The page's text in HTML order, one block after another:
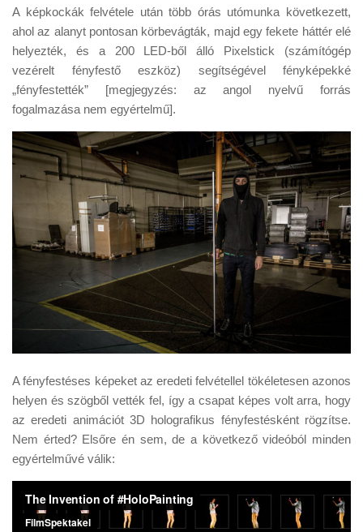
A képkockák felvétele után több órás utómunka következett,
ahol az alanyt pontosan körbevágták, majd egy fekete háttér elé
helyezték, és a 200 LED-ből álló Pixelstick (számítógép
vezérelt fényfestő eszköz) segítségével fényképekké
„fényfestették” [megjegyzés: az angol nyelvű forrás
fogalmazása nem egyértelmű].
A fényfestéses képeket az eredeti felvétellel tökéletesen azonos
helyen és szögből vették fel, így a csapat képes volt arra, hogy
az eredeti animációt 3D holografikus fényfestésként rögzítse.
Nem érted? Elsőre én sem, de a következő videóból minden
egyértelművé válik: